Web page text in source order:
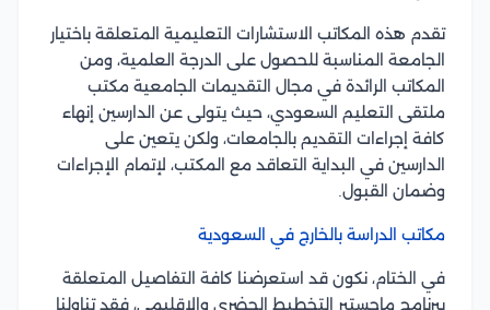
تقدم هذه المكاتب الاستشارات التعليمية المتعلقة باختيار
الجامعة المناسبة للحصول على الدرجة العلمية، ومن
المكاتب الرائدة في مجال التقديمات الجامعية مكتب
ملتقى التعليم السعودي، حيث يتولى عن الدارسين إنهاء
كافة إجراءات التقديم بالجامعات، ولكن يتعين على
الدارسين في البداية التعاقد مع المكتب، لإتمام الإجراءات
وضمان القبول.
مكاتب الدراسة بالخارج في السعودية
في الختام، نكون قد استعرضنا كافة التفاصيل المتعلقة
ببرنامج ماجستير التخطيط الحضري والإقليمي، فقد تناولنا